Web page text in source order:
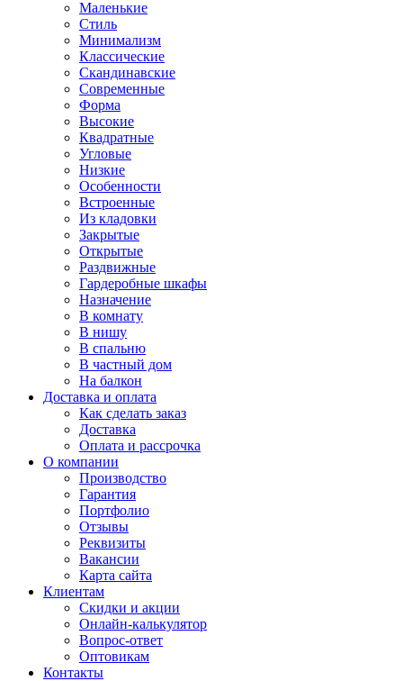
Маленькие
Стиль
Минимализм
Классические
Скандинавские
Современные
Форма
Высокие
Квадратные
Угловые
Низкие
Особенности
Встроенные
Из кладовки
Закрытые
Открытые
Раздвижные
Гардеробные шкафы
Назначение
В комнату
В нишу
В спальню
В частный дом
На балкон
Доставка и оплата
Как сделать заказ
Доставка
Оплата и рассрочка
О компании
Производство
Гарантия
Портфолио
Отзывы
Реквизиты
Вакансии
Карта сайта
Клиентам
Скидки и акции
Онлайн-калькулятор
Вопрос-ответ
Оптовикам
Контакты